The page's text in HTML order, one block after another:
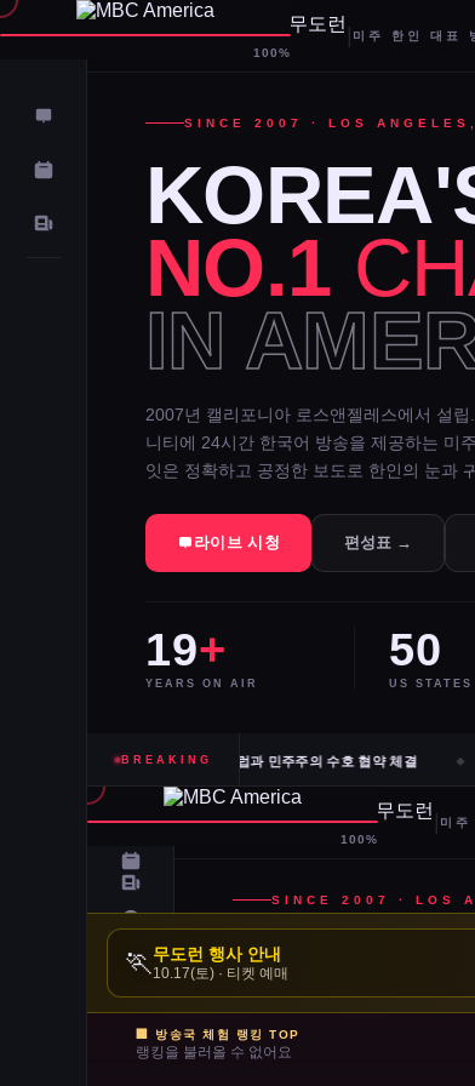
100%
D-
미주 한인 대표
SINCE 2007 · LOS
NO.1
IN
2007년 캘리포니아 로스앤젤레스에서 설
니티에 24시간 한국어 방송을 제공하는 미
잇은 정확하고 공정한 보도로 한인의 눈과
라이브 시청 편성표 →
19+
YEARS ON AIR
50
US STATES
BREAKING
고·신시내티 등 10개 도시 시장, 유럽과 민주주의 수호 협약 체결
🏃 무도런 행사 안내
10.17(토) · 티켓 예매
🏢 방송국 체험 랭킹 TOP
랭킹을 불러올 수 없어요